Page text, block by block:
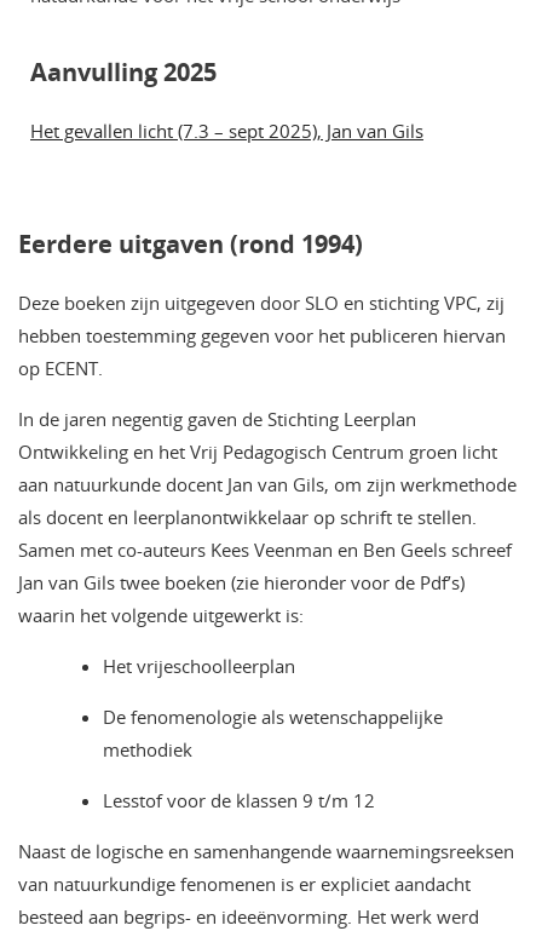
Aanvulling 2025
Het gevallen licht (7.3 – sept 2025), Jan van Gils
Eerdere uitgaven (rond 1994)
Deze boeken zijn uitgegeven door SLO en stichting VPC, zij
hebben toestemming gegeven voor het publiceren hiervan
op ECENT.
In de jaren negentig gaven de Stichting Leerplan
Ontwikkeling en het Vrij Pedagogisch Centrum groen licht
aan natuurkunde docent Jan van Gils, om zijn werkmethode
als docent en leerplanontwikkelaar op schrift te stellen.
Samen met co-auteurs Kees Veenman en Ben Geels schreef
Jan van Gils twee boeken (zie hieronder voor de Pdf’s)
waarin het volgende uitgewerkt is:
Het vrijeschoolleerplan
De fenomenologie als wetenschappelijke
methodiek
Lesstof voor de klassen 9 t/m 12
Naast de logische en samenhangende waarnemingsreeksen
van natuurkundige fenomenen is er expliciet aandacht
besteed aan begrips- en ideeënvorming. Het werk werd